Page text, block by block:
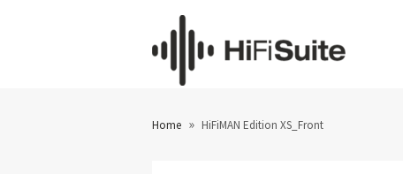
Home » HiFiMAN Edition XS_Front